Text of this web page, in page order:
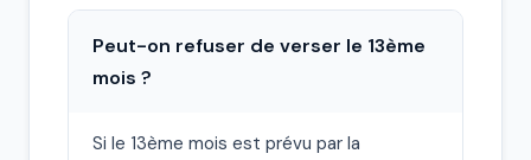
Peut-on refuser de verser le 13ème
mois ?
Si le 13ème mois est prévu par la